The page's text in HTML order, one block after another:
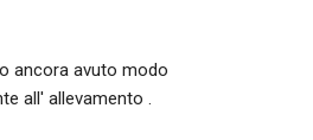
ancora avuto modo
all' allevamento .